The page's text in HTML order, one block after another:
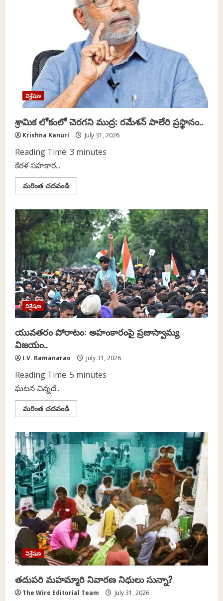
విశ్లేషణ
శ్రామిక లోకంలో చెరగని ముద్ర: రమేశన్ పాలేరి ప్రస్థానం..
Krishna Kanuri July 31, 2026
Reading Time: 3 minutes
కేరళ సహకార...
మరింత చదవండిRead
more
లోకంలో
చెరగని
ముద్ర:
రమేశన్
పాలేరి
ప్రస్థానం..
విశ్లేషణ
యువతరం పోరాటం: అహంకారంపై ప్రజాస్వామ్య
విజయం..
I.V. Ramanarao July 31, 2026
Reading Time: 5 minutes
ఘటన చిన్నదే...
మరింత చదవండిRead
more
పోరాటం:
అహంకారంపై
ప్రజాస్వామ్య
విజయం..
విశ్లేషణ
తదుపరి మహమ్మారి నివారణ నిధులు సున్నా?
The Wire Editorial Team July 31, 2026